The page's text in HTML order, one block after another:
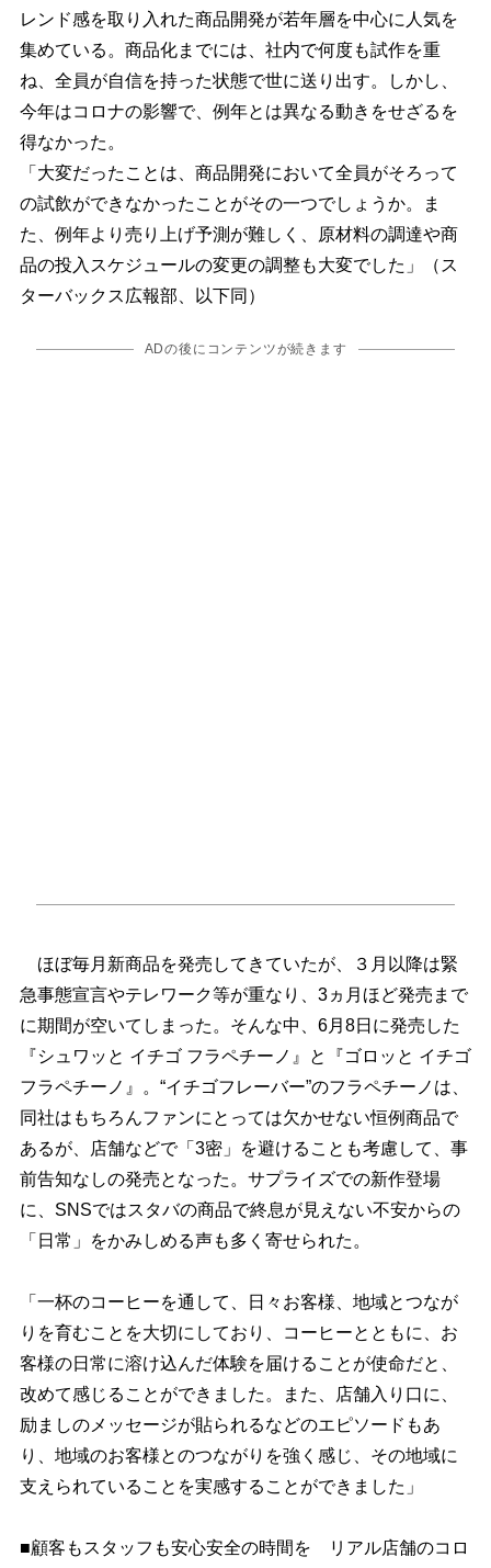
レンド感を取り入れた商品開発が若年層を中心に人気を
集めている。商品化までには、社内で何度も試作を重
ね、全員が自信を持った状態で世に送り出す。しかし、
今年はコロナの影響で、例年とは異なる動きをせざるを
得なかった。
「大変だったことは、商品開発において全員がそろって
の試飲ができなかったことがその一つでしょうか。ま
た、例年より売り上げ予測が難しく、原材料の調達や商
品の投入スケジュールの変更の調整も大変でした」（ス
ターバックス広報部、以下同）
ADの後にコンテンツが続きます
ほぼ毎月新商品を発売してきていたが、３月以降は緊
急事態宣言やテレワーク等が重なり、3ヵ月ほど発売まで
に期間が空いてしまった。そんな中、6月8日に発売した
『シュワッと イチゴ フラペチーノ』と『ゴロッと イチゴ
フラペチーノ』。“イチゴフレーバー”のフラペチーノは、
同社はもちろんファンにとっては欠かせない恒例商品で
あるが、店舗などで「3密」を避けることも考慮して、事
前告知なしの発売となった。サプライズでの新作登場
に、SNSではスタバの商品で終息が見えない不安からの
「日常」をかみしめる声も多く寄せられた。
「一杯のコーヒーを通して、日々お客様、地域とつなが
りを育むことを大切にしており、コーヒーとともに、お
客様の日常に溶け込んだ体験を届けることが使命だと、
改めて感じることができました。また、店舗入り口に、
励ましのメッセージが貼られるなどのエピソードもあ
り、地域のお客様とのつながりを強く感じ、その地域に
支えられていることを実感することができました」
■顧客もスタッフも安心安全の時間を リアル店舗のコロ